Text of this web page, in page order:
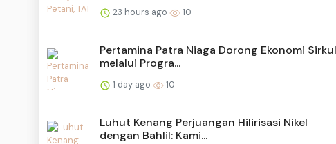
23 hours ago 10
Pertamina Patra Niaga Dorong Ekonomi
melalui Progra...
1 day ago 10
Luhut Kenang Perjuangan Hilirisasi Nikel
dengan Bahlil: Kami...